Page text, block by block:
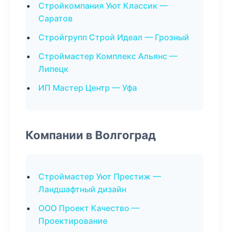
Стройкомпания Уют Классик —
Саратов
Стройгрупп Строй Идеал — Грозный
Строймастер Комплекс Альянс —
Липецк
ИП Мастер Центр — Уфа
Компании в Волгоград
Строймастер Уют Престиж —
Ландшафтный дизайн
ООО Проект Качество —
Проектирование